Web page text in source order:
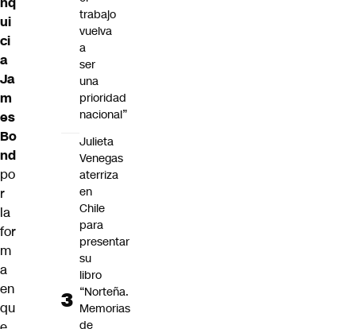
ui
ci
a
Ja
m
es
Bo
nd
po
r
la
for
m
a
en
qu
trabajo
vuelva
a
ser
una
prioridad
nacional”
Julieta
Venegas
aterriza
en
Chile
para
presentar
su
libro
“Norteña.
Memorias
de